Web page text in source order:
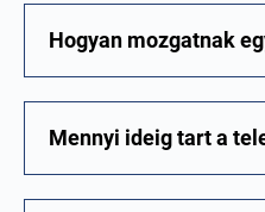
Hogyan mozgatnak
Mennyi ideig tart a